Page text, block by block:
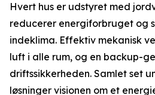
Hvert hus er udstyret med
reducerer energiforbruget og
indeklima. Effektiv mekanisk
luft i alle rum, og en backup-
driftssikkerheden. Samlet set
løsninger visionen om et